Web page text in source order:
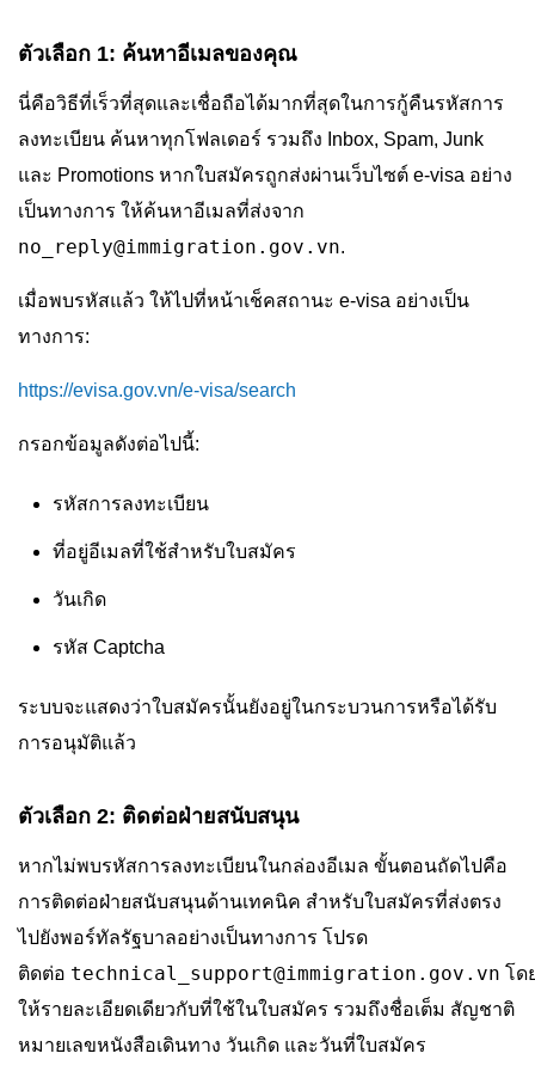
ตัวเลือก 1: ค้นหาอีเมลของคุณ
นี่คือวิธีที่เร็วที่สุดและเชื่อถือได้มากที่สุดในการกู้คืนรหัสการ
ลงทะเบียน ค้นหาทุกโฟลเดอร์ รวมถึง Inbox, Spam, Junk
และ Promotions หากใบสมัครถูกส่งผ่านเว็บไซต์ e-visa อย่าง
เป็นทางการ ให้ค้นหาอีเมลที่ส่งจาก
no_reply@immigration.gov.vn.
เมื่อพบรหัสแล้ว ให้ไปที่หน้าเช็คสถานะ e-visa อย่างเป็น
ทางการ:
https://evisa.gov.vn/e-visa/search
กรอกข้อมูลดังต่อไปนี้:
รหัสการลงทะเบียน
ที่อยู่อีเมลที่ใช้สำหรับใบสมัคร
วันเกิด
รหัส Captcha
ระบบจะแสดงว่าใบสมัครนั้นยังอยู่ในกระบวนการหรือได้รับ
การอนุมัติแล้ว
ตัวเลือก 2: ติดต่อฝ่ายสนับสนุน
หากไม่พบรหัสการลงทะเบียนในกล่องอีเมล ขั้นตอนถัดไปคือ
การติดต่อฝ่ายสนับสนุนด้านเทคนิค สำหรับใบสมัครที่ส่งตรง
ไปยังพอร์ทัลรัฐบาลอย่างเป็นทางการ โปรด
ติดต่อ technical_support@immigration.gov.vn โด
ให้รายละเอียดเดียวกับที่ใช้ในใบสมัคร รวมถึงชื่อเต็ม สัญชาติ
หมายเลขหนังสือเดินทาง วันเกิด และวันที่ใบสมัคร